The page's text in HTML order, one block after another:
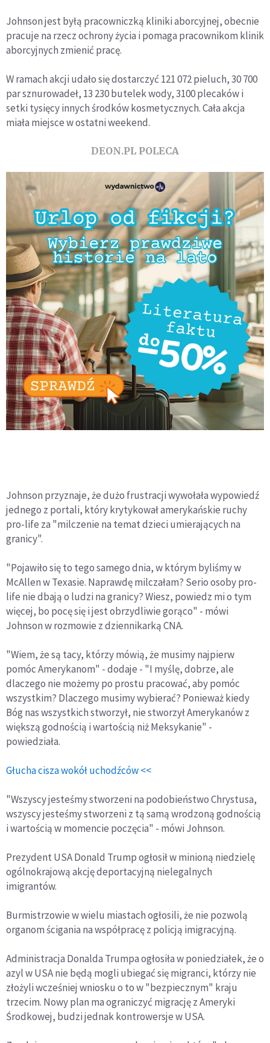
Johnson jest byłą pracowniczką kliniki aborcyjnej, obecnie
pracuje na rzecz ochrony życia i pomaga pracownikom klinik
aborcyjnych zmienić pracę.
W ramach akcji udało się dostarczyć 121 072 pieluch, 30 700
par sznurowadeł, 13 230 butelek wody, 3100 plecaków i
setki tysięcy innych środków kosmetycznych. Cała akcja
miała miejsce w ostatni weekend.
DEON.PL POLECA
Johnson przyznaje, że dużo frustracji wywołała wypowiedź
jednego z portali, który krytykował amerykańskie ruchy
pro-life za "milczenie na temat dzieci umierających na
granicy".
"Pojawiło się to tego samego dnia, w którym byliśmy w
McAllen w Texasie. Naprawdę milczałam? Serio osoby pro-
life nie dbają o ludzi na granicy? Wiesz, powiedz mi o tym
więcej, bo pocę się i jest obrzydliwie gorąco" - mówi
Johnson w rozmowie z dziennikarką CNA.
"Wiem, że są tacy, którzy mówią, że musimy najpierw
pomóc Amerykanom" - dodaje - "I myślę, dobrze, ale
dlaczego nie możemy po prostu pracować, aby pomóc
wszystkim? Dlaczego musimy wybierać? Ponieważ kiedy
Bóg nas wszystkich stworzył, nie stworzył Amerykanów z
większą godnością i wartością niż Meksykanie" -
powiedziała.
Głucha cisza wokół uchodźców <<
"Wszyscy jesteśmy stworzeni na podobieństwo Chrystusa,
wszyscy jesteśmy stworzeni z tą samą wrodzoną godnością
i wartością w momencie poczęcia" - mówi Johnson.
Prezydent USA Donald Trump ogłosił w minioną niedzielę
ogólnokrajową akcję deportacyjną nielegalnych
imigrantów.
Burmistrzowie w wielu miastach ogłosili, że nie pozwolą
organom ścigania na współpracę z policją imigracyjną.
Administracja Donalda Trumpa ogłosiła w poniedziałek, że o
azyl w USA nie będą mogli ubiegać się migranci, którzy nie
złożyli wcześniej wniosku o to w "bezpiecznym" kraju
trzecim. Nowy plan ma ograniczyć migrację z Ameryki
Środkowej, budzi jednak kontrowersje w USA.